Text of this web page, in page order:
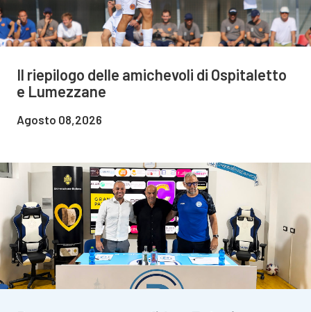
Il riepilogo delle amichevoli di Ospitaletto
e Lumezzane
Agosto 08,2026